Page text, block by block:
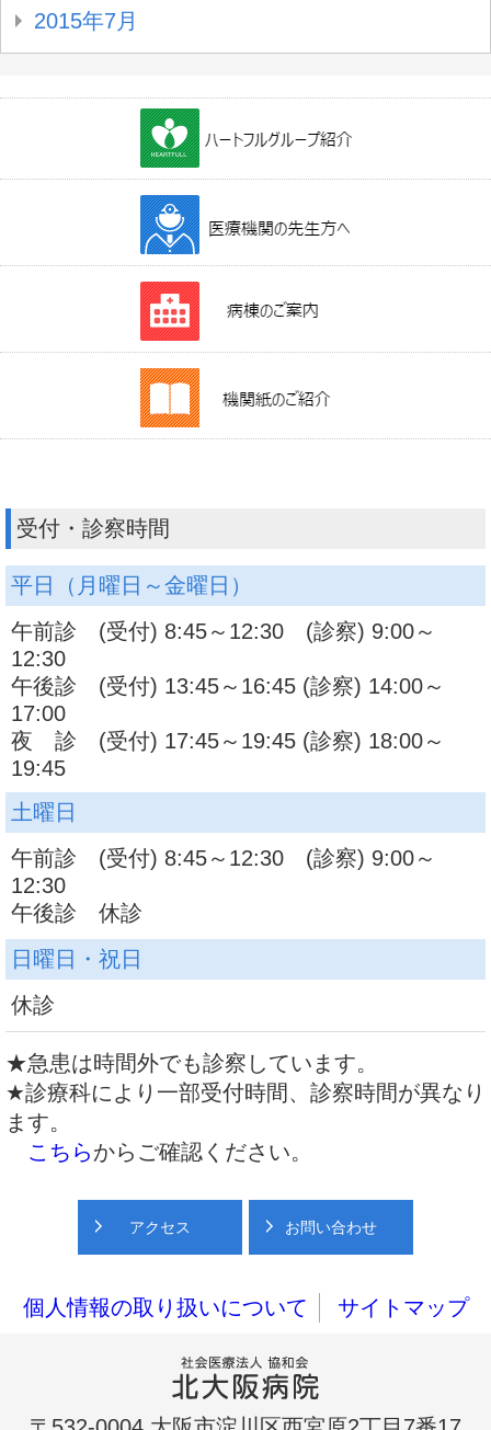
2015年7月
受付・診察時間
平日（月曜日～金曜日）
午前診 (受付) 8:45～12:30 (診察) 9:00～
12:30
午後診 (受付) 13:45～16:45 (診察) 14:00～
17:00
夜 診 (受付) 17:45～19:45 (診察) 18:00～
19:45
土曜日
午前診 (受付) 8:45～12:30 (診察) 9:00～
12:30
午後診 休診
日曜日・祝日
休診
★急患は時間外でも診察しています。
★診療科により一部受付時間、診察時間が異なり
ます。
こちらからご確認ください。
アクセス お問い合わせ
個人情報の取り扱いについて サイトマップ